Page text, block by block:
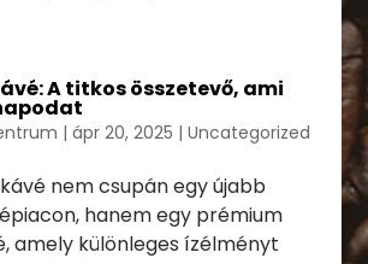
A titkos összetevő, ami
| ápr 20, 2025 | Uncategorized
kávé nem csupán egy újabb
hanem egy prémium
amely különleges ízélményt